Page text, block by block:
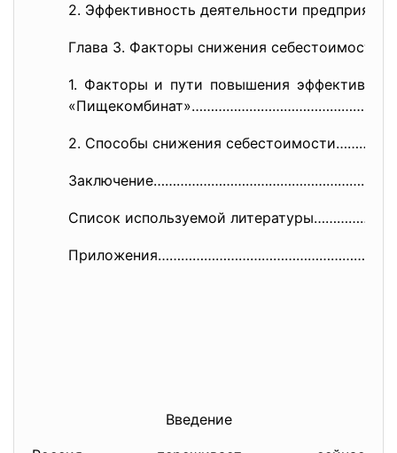
2. Эффективность деятельности
Глава 3. Факторы снижения себестоимости
1. Факторы и пути повышения
«Пищекомбинат»…………………………………………
2. Способы снижения
Заключение……………………………………………………
Список используемой
Приложения……………………………………………………
Введение